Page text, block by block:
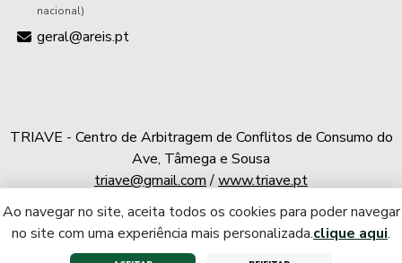
nacional)
geral@areis.pt
TRIAVE - Centro de Arbitragem de Conflitos de Consumo do
Ave, Tâmega e Sousa
triave@gmail.com/www.triave.pt
A.REIS © 2026 | Todos os direitos reservados
Ao navegar no site, aceita todos os cookies para poder navegar
no site com uma experiência mais personalizada.clique aqui.